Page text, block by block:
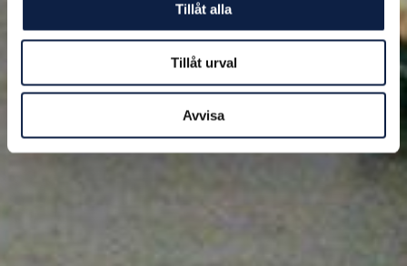
Tillåt alla
Tillåt urval
Avvisa